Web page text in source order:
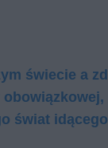
świecie a
świat